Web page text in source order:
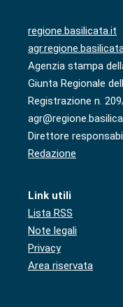
regione.basilicata.it
Agenzia stampa
Giunta Regionale
Registrazione n.
Direttore
Redazione
Link utili
Lista RSS
Note legali
Privacy
Area riservata